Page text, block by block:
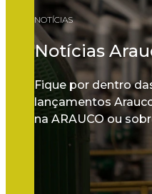
NOTÍCIAS
Notícias
Fique por dentro
lançamentos
na ARAUCO ou